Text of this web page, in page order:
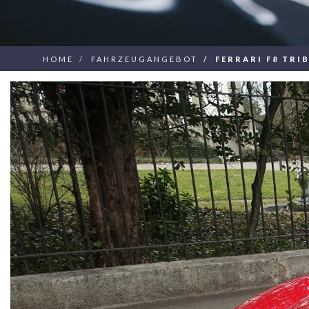
HOME FAHRZEUGANGEBOT FERRARI F8